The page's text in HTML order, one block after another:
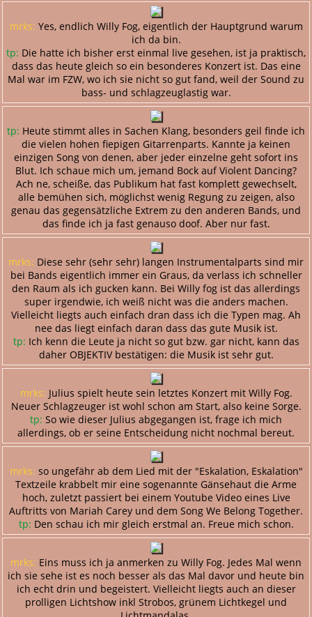
mrks: Yes, endlich Willy Fog, eigentlich der Hauptgrund warum
ich da bin.
tp: Die hatte ich bisher erst einmal live gesehen, ist ja praktisch,
dass das heute gleich so ein besonderes Konzert ist. Das eine
Mal war im FZW, wo ich sie nicht so gut fand, weil der Sound zu
bass- und schlagzeuglastig war.
tp: Heute stimmt alles in Sachen Klang, besonders geil finde ich
die vielen hohen fiepigen Gitarrenparts. Kannte ja keinen
einzigen Song von denen, aber jeder einzelne geht sofort ins
Blut. Ich schaue mich um, jemand Bock auf Violent Dancing?
Ach ne, scheiße, das Publikum hat fast komplett gewechselt,
alle bemühen sich, möglichst wenig Regung zu zeigen, also
genau das gegensätzliche Extrem zu den anderen Bands, und
das finde ich ja fast genauso doof. Aber nur fast.
mrks: Diese sehr (sehr sehr) langen Instrumentalparts sind mir
bei Bands eigentlich immer ein Graus, da verlass ich schneller
den Raum als ich gucken kann. Bei Willy fog ist das allerdings
super irgendwie, ich weiß nicht was die anders machen.
Vielleicht liegts auch einfach dran dass ich die Typen mag. Ah
nee das liegt einfach daran dass das gute Musik ist.
tp: Ich kenn die Leute ja nicht so gut bzw. gar nicht, kann das
daher OBJEKTIV bestätigen: die Musik ist sehr gut.
mrks: Julius spielt heute sein letztes Konzert mit Willy Fog.
Neuer Schlagzeuger ist wohl schon am Start, also keine Sorge.
tp: So wie dieser Julius abgegangen ist, frage ich mich
allerdings, ob er seine Entscheidung nicht nochmal bereut.
mrks: so ungefähr ab dem Lied mit der "Eskalation, Eskalation"
Textzeile krabbelt mir eine sogenannte Gänsehaut die Arme
hoch, zuletzt passiert bei einem Youtube Video eines Live
Auftritts von Mariah Carey und dem Song We Belong Together.
tp: Den schau ich mir gleich erstmal an. Freue mich schon.
mrks: Eins muss ich ja anmerken zu Willy Fog. Jedes Mal wenn
ich sie sehe ist es noch besser als das Mal davor und heute bin
ich echt drin und begeistert. Vielleicht liegts auch an dieser
prolligen Lichtshow inkl Strobos, grünem Lichtkegel und